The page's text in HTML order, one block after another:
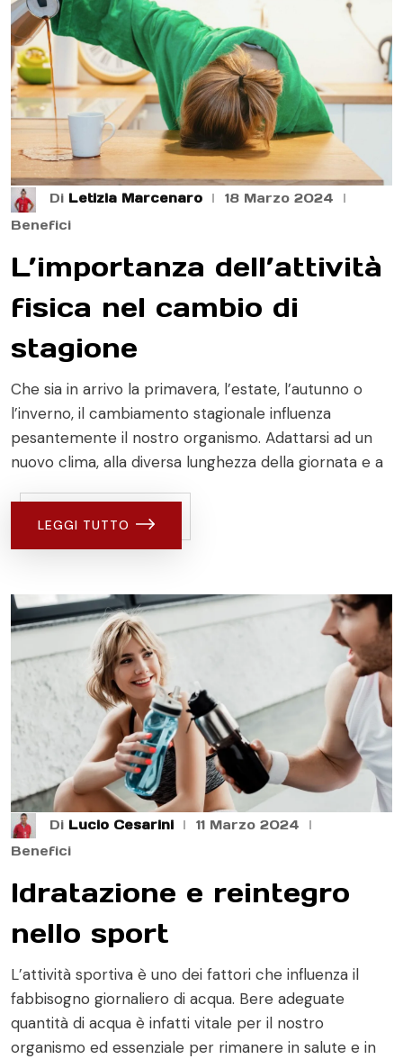
Di Letizia Marcenaro
18 Marzo 2024
Benefici
L’importanza dell’attività
fisica nel cambio di
stagione
Che sia in arrivo la primavera, l’estate, l’autunno o
l’inverno, il cambiamento stagionale influenza
pesantemente il nostro organismo. Adattarsi ad un
nuovo clima, alla diversa lunghezza della giornata e a
LEGGI TUTTO
Di Lucio Cesarini
11 Marzo 2024
Benefici
Idratazione e reintegro
nello sport
L’attività sportiva è uno dei fattori che influenza il
fabbisogno giornaliero di acqua. Bere adeguate
quantità di acqua è infatti vitale per il nostro
organismo ed essenziale per rimanere in salute e in